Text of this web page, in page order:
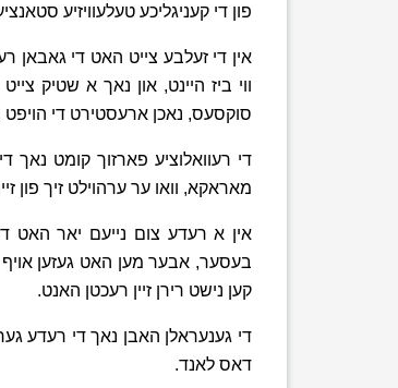
פון די קעניגליכע טעלעוויזיע
אין די זעלבע צייט האט די גאבאן
ווי ביז היינט, און נאך א שטיק
סוקסעס, נאכן ארעסטירט די הויפט
די רעוואלוציע פארזוך קומט נאך
מאראקא, וואו ער ערהוילט זיך פון
בעסער, אבער מען האט געזען אויף
קען נישט רירן זיין רעכטן האנט.
די גענעראלן האבן נאך די רעדע
דאס לאנד.